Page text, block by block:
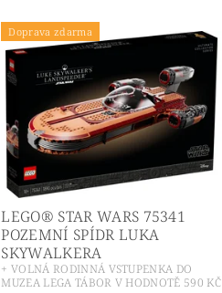
Doprava zdarma
LEGO® STAR WARS 75341
POZEMNÍ SPÍDR LUKA
SKYWALKERA
+ VOLNÁ RODINNÁ VSTUPENKA DO
MUZEA LEGA TÁBOR V HODNOTĚ 590 KČ